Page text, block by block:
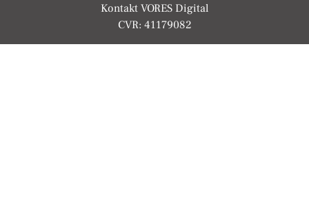
Kontakt VORES Digital
CVR: 41179082